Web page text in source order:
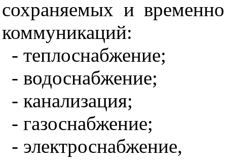
сохраняемых и
коммуникаций:
- теплоснабжение;
- водоснабжение;
- канализация;
- газоснабжение;
- электроснабжение,